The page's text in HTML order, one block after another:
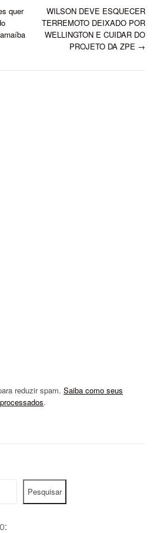
quer
WILSON DEVE ESQUECER
TERREMOTO DEIXADO POR
WELLINGTON E CUIDAR DO
PROJETO DA ZPE →
reduzir spam. Saiba como seus
.
Pesquisar